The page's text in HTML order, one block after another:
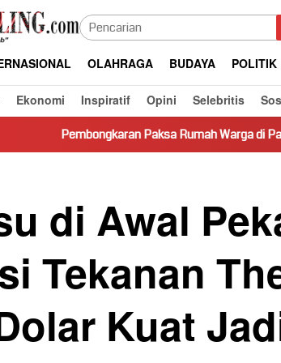
OLAHRAGA BUDAYA POLITIK
Ekonomi Inspiratif Opini Selebritis
Paksa Rumah Warga di Pasaman Tanpa
di Awal
Tekanan
Kuat